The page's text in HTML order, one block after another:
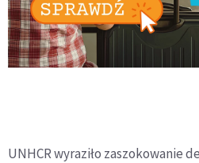
UNHCR wyraziło zaszokowanie